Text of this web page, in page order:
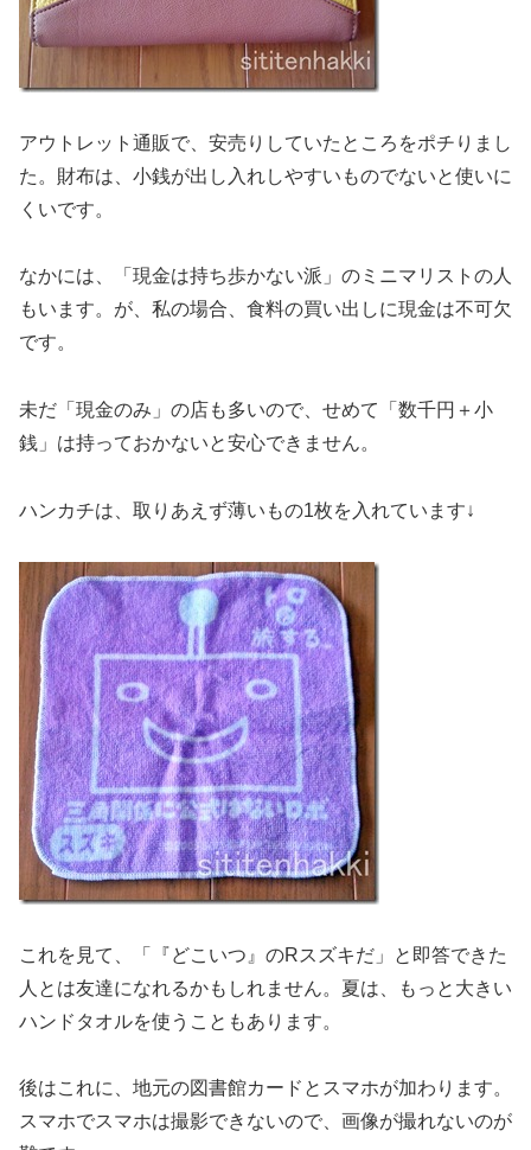
アウトレット通販で、安売りしていたところをポチりまし
た。財布は、小銭が出し入れしやすいものでないと使いに
くいです。
なかには、「現金は持ち歩かない派」のミニマリストの人
もいます。が、私の場合、食料の買い出しに現金は不可欠
です。
未だ「現金のみ」の店も多いので、せめて「数千円＋小
銭」は持っておかないと安心できません。
ハンカチは、取りあえず薄いもの1枚を入れています↓
これを見て、「『どこいつ』のRスズキだ」と即答できた
人とは友達になれるかもしれません。夏は、もっと大きい
ハンドタオルを使うこともあります。
後はこれに、地元の図書館カードとスマホが加わります。
スマホでスマホは撮影できないので、画像が撮れないのが